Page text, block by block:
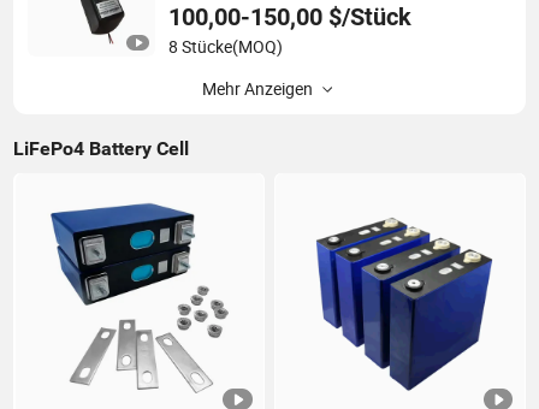
100,00-150,00 $/Stück
8 Stücke(MOQ)
Mehr Anzeigen
LiFePo4 Battery Cell